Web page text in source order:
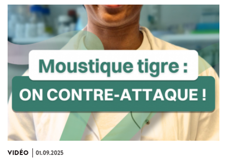
VIDÉO 01.09.2025